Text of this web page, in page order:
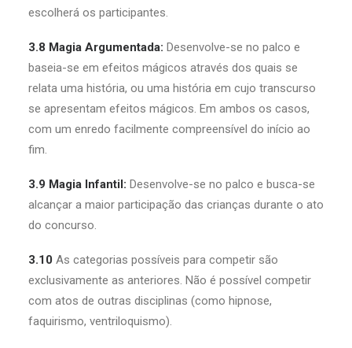
escolherá os participantes.
3.8 Magia Argumentada: Desenvolve-se no palco e
baseia-se em efeitos mágicos através dos quais se
relata uma história, ou uma história em cujo transcurso
se apresentam efeitos mágicos. Em ambos os casos,
com um enredo facilmente compreensível do início ao
fim.
3.9 Magia Infantil: Desenvolve-se no palco e busca-se
alcançar a maior participação das crianças durante o ato
do concurso.
3.10 As categorias possíveis para competir são
exclusivamente as anteriores. Não é possível competir
com atos de outras disciplinas (como hipnose,
faquirismo, ventriloquismo).